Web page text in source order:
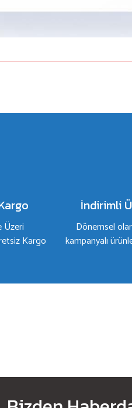
benzer farklı alternatifler olmalı.
Üzeri
Kargo
İndirimli
Dönemsel
kampanyalı